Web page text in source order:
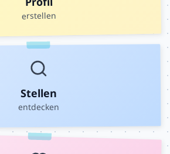
erstellen
Stellen
entdecken